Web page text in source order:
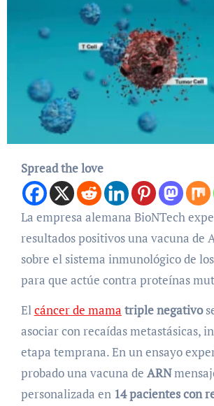
Spread the love
La empresa alemana BioNTech experimentó con
resultados positivos una vacuna de
sobre el sistema inmunológico de
para que actúe contra proteínas
Elcáncer de mama triple negativo
asociar con recaídas metastásicas,
etapa temprana. En un ensayo
probado una vacuna de ARN
personalizada en14 pacientes con